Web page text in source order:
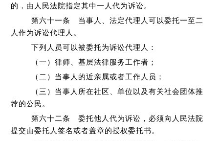
的，由人民法院指定其中一人代为诉讼。
第六十一条 当事人、法定代理人可以委托一至二
人作为诉讼代理人。
下列人员可以被委托为诉讼代理人：
（一）律师、基层法律服务工作者；
（二）当事人的近亲属或者工作人员；
（三）当事人所在社区、单位以及有关社会团体推
荐的公民。
第六十二条 委托他人代为诉讼，必须向人民法院
提交由委托人签名或者盖章的授权委托书。